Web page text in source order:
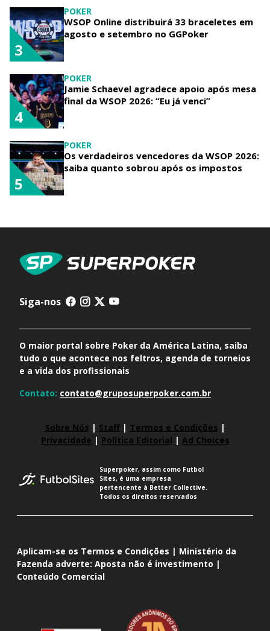
POKER
WSOP Online distribuirá 33 braceletes em
agosto e setembro no GGPoker
3
POKER
Jamie Schaevel agradece apoio após mesa
final da WSOP 2026: “Eu já venci”
4
POKER
Os verdadeiros vencedores da WSOP 2026:
saiba quanto sobrou após os impostos
5
Siga-nos
O maior portal sobre Poker da América Latina, saiba
tudo o que acontece nos feltros, agenda de torneios
e a vida dos profissionais
Contato: contato@gruposuperpoker.com.br
Sobre Nós | Staff| Termos e Condições |
Privacidade | Política Editorial | Ad Choices
Superpoker, assim como Futbol
Sites, é uma empresa
pertencente à Better Collective.
Todos os direitos reservados
Aplicam-se os Termos e Condições | Ministério da
Fazenda adverte: Aposta não é investimento |
Conteúdo Comercial